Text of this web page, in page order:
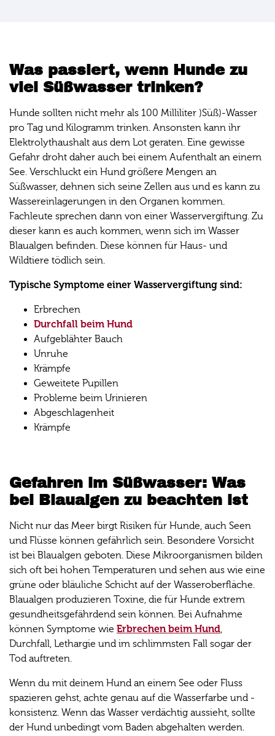
Was passiert, wenn Hunde zu
viel Süßwasser trinken?
Hunde sollten nicht mehr als 100 Milliliter )Süß)-Wasser
pro Tag und Kilogramm trinken. Ansonsten kann ihr
Elektrolythaushalt aus dem Lot geraten. Eine gewisse
Gefahr droht daher auch bei einem Aufenthalt an einem
See. Verschluckt ein Hund größere Mengen an
Süßwasser, dehnen sich seine Zellen aus und es kann zu
Wassereinlagerungen in den Organen kommen.
Fachleute sprechen dann von einer Wasservergiftung. Zu
dieser kann es auch kommen, wenn sich im Wasser
Blaualgen befinden. Diese können für Haus- und
Wildtiere tödlich sein.
Typische Symptome einer Wasservergiftung sind:
Erbrechen
Durchfall beim Hund
Aufgeblähter Bauch
Unruhe
Krämpfe
Geweitete Pupillen
Probleme beim Urinieren
Abgeschlagenheit
Krämpfe
Gefahren im Süßwasser: Was
bei Blaualgen zu beachten ist
Nicht nur das Meer birgt Risiken für Hunde, auch Seen
und Flüsse können gefährlich sein. Besondere Vorsicht
ist bei Blaualgen geboten. Diese Mikroorganismen bilden
sich oft bei hohen Temperaturen und sehen aus wie eine
grüne oder bläuliche Schicht auf der Wasseroberfläche.
Blaualgen produzieren Toxine, die für Hunde extrem
gesundheitsgefährdend sein können. Bei Aufnahme
können Symptome wie Erbrechen beim Hund,
Durchfall, Lethargie und im schlimmsten Fall sogar der
Tod auftreten.
Wenn du mit deinem Hund an einem See oder Fluss
spazieren gehst, achte genau auf die Wasserfarbe und -
konsistenz. Wenn das Wasser verdächtig aussieht, sollte
der Hund unbedingt vom Baden abgehalten werden.